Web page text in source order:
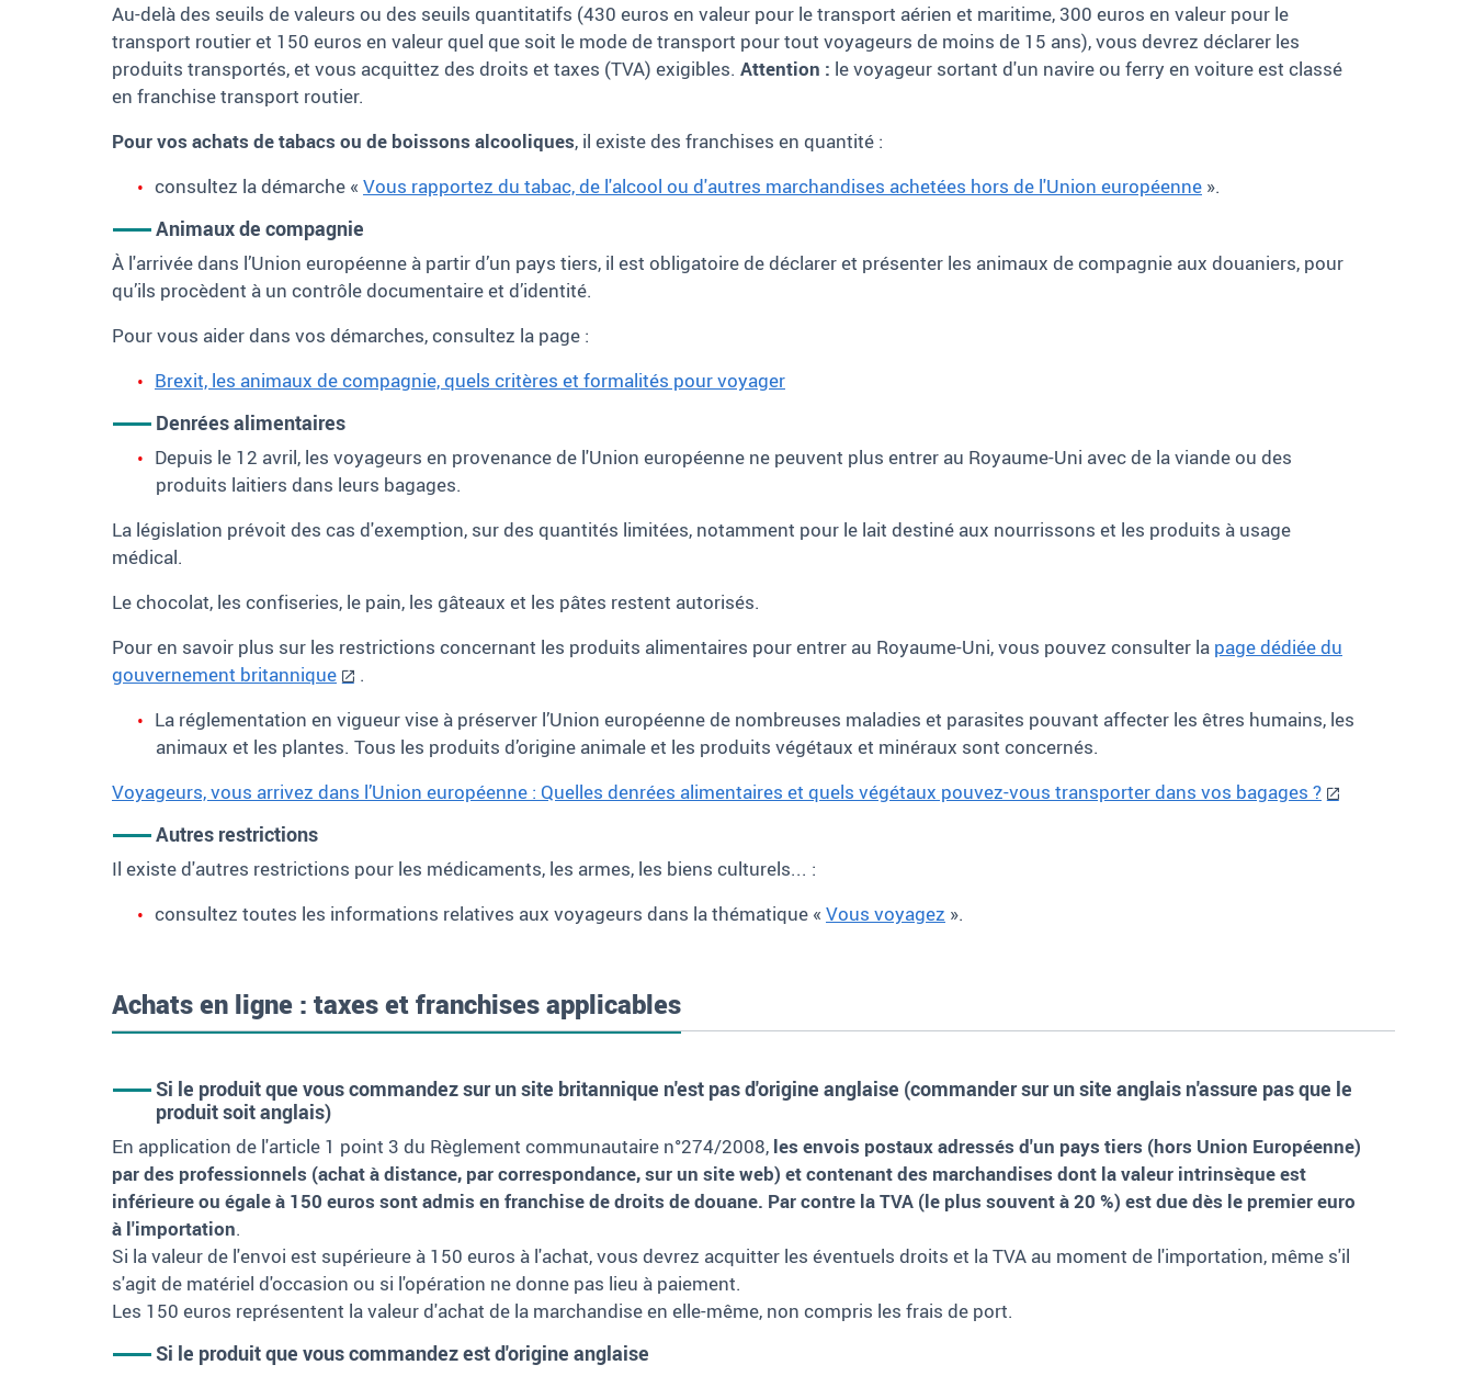
Au-delà des seuils de valeurs ou des seuils quantitatifs (430 euros en valeur pour le transport aérien et maritime, 300 euros en valeur pour le
transport routier et 150 euros en valeur quel que soit le mode de transport pour tout voyageurs de moins de 15 ans), vous devrez déclarer les
produits transportés, et vous acquittez des droits et taxes (TVA) exigibles. Attention : le voyageur sortant d'un navire ou ferry en voiture est classé
en franchise transport routier.
Pour vos achats de tabacs ou de boissons alcooliques, il existe des franchises en quantité :
consultez la démarche « Vous rapportez du tabac, de l'alcool ou d'autres marchandises achetées hors de l'Union européenne ».
Animaux de compagnie
À l'arrivée dans l’Union européenne à partir d’un pays tiers, il est obligatoire de déclarer et présenter les animaux de compagnie aux douaniers, pour
qu’ils procèdent à un contrôle documentaire et d’identité.
Pour vous aider dans vos démarches, consultez la page :
Brexit, les animaux de compagnie, quels critères et formalités pour voyager
Denrées alimentaires
Depuis le 12 avril, les voyageurs en provenance de l'Union européenne ne peuvent plus entrer au Royaume-Uni avec de la viande ou des
produits laitiers dans leurs bagages.
La législation prévoit des cas d'exemption, sur des quantités limitées, notamment pour le lait destiné aux nourrissons et les produits à usage
médical.
Le chocolat, les confiseries, le pain, les gâteaux et les pâtes restent autorisés.
Pour en savoir plus sur les restrictions concernant les produits alimentaires pour entrer au Royaume-Uni, vous pouvez consulter la page dédiée du
gouvernement britannique
.
La réglementation en vigueur vise à préserver l’Union européenne de nombreuses maladies et parasites pouvant affecter les êtres humains, les
animaux et les plantes. Tous les produits d’origine animale et les produits végétaux et minéraux sont concernés.
Voyageurs, vous arrivez dans l’Union européenne : Quelles denrées alimentaires et quels végétaux pouvez-vous transporter dans vos bagages ?
Autres restrictions
Il existe d'autres restrictions pour les médicaments, les armes, les biens culturels... :
consultez toutes les informations relatives aux voyageurs dans la thématique « Vous voyagez ».
Achats en ligne : taxes et franchises applicables
Si le produit que vous commandez sur un site britannique n'est pas d'origine anglaise (commander sur un site anglais n'assure pas que le
produit soit anglais)
En application de l'article 1 point 3 du Règlement communautaire n°274/2008, les envois postaux adressés d'un pays tiers (hors Union Européenne)
par des professionnels (achat à distance, par correspondance, sur un site web) et contenant des marchandises dont la valeur intrinsèque est
inférieure ou égale à 150 euros sont admis en franchise de droits de douane. Par contre la TVA (le plus souvent à 20 %) est due dès le premier euro
à l'importation.
Si la valeur de l'envoi est supérieure à 150 euros à l'achat, vous devrez acquitter les éventuels droits et la TVA au moment de l'importation, même s'il
s'agit de matériel d'occasion ou si l'opération ne donne pas lieu à paiement.
Les 150 euros représentent la valeur d'achat de la marchandise en elle-même, non compris les frais de port.
Si le produit que vous commandez est d'origine anglaise